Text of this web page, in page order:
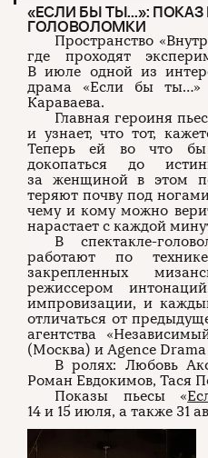
«ЕСЛИ БЫ ТЫ…»:
ГОЛОВОЛОМКИ
Пространство
где проходят
В июле одной из
драма «Если бы ты…»
Караваева.
Главная героиня
и узнает, что тот,
Теперь ей во что
докопаться до
за женщиной в этом
теряют почву под
чему и кому можно
нарастает с каждой
В спектакле-
работают по
закрепленных
режиссером
импровизации, и
отличаться от
агентства
(Москва) и Agence
В ролях: Любовь
Роман Евдокимов, Тася
Показы пьесы «
14 и 15 июля, а также 31